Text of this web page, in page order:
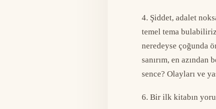
4. Şiddet, adalet
temel tema
neredeyse çoğunda
sanırım, en
sence? Olayları ve
6. Bir ilk kitabın